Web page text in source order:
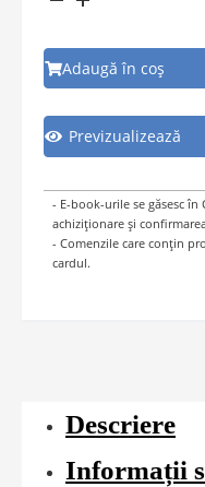
Adaugă în coș
Previzualizează
- E-book-urile se găsesc
achiziționare și
- Comenzile care conțin
cardul.
Descriere
Informații